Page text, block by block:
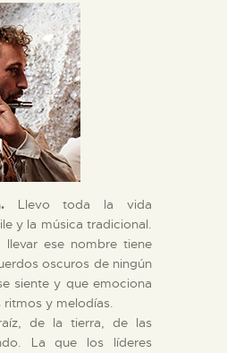
Llevo toda la vida
y la música tradicional.
ese nombre tiene
oscuros de ningún
siente y que emociona
y melodías.
de la tierra, de las
La que los líderes